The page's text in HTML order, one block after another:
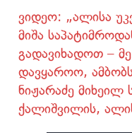
ვიდეო: „ალისა
მიშა
გადავიხადოთ –
დავყაროო,
ნიჟარაძე მიხეილ
ქალიშვილის,